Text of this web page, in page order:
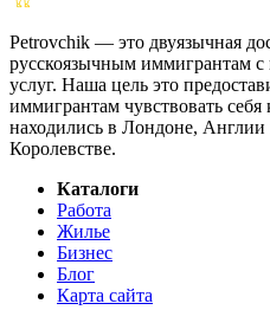
Petrovchik — это двуязычная
русскоязычным иммигрантам
услуг. Наша цель это
иммигрантам чувствовать
находились в Лондоне,
Королевстве.
Каталоги
Работа
Жилье
Бизнес
Блог
Карта сайта